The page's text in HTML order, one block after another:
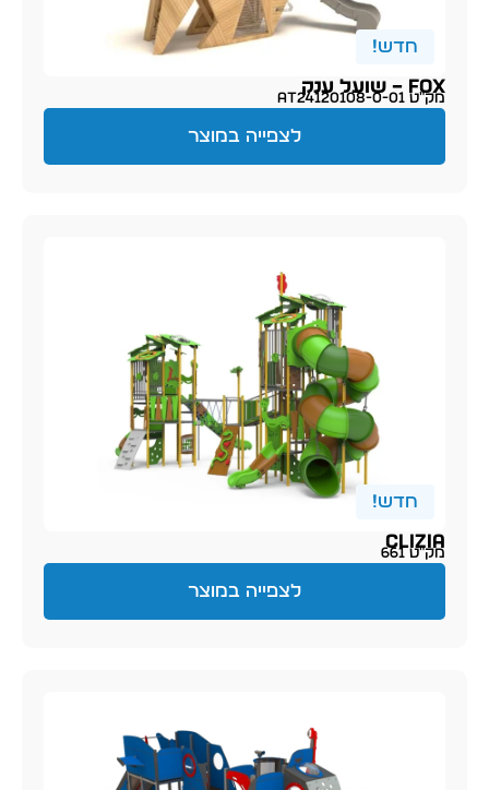
חדש!
Fox – שועל ענק
מק״ט AT24120108-0-01
לצפייה במוצר
חדש!
Clizia
מק״ט 661
לצפייה במוצר